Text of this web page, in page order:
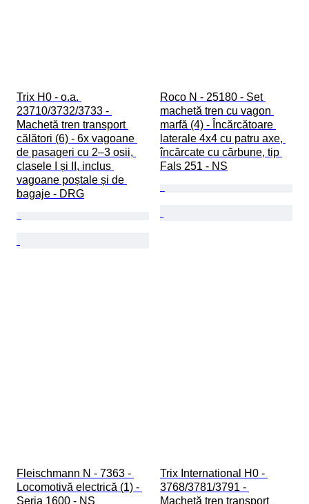
Trix H0 - o.a.
23710/3732/3733 -
Machetă tren transport
călători (6) - 6x vagoane
de pasageri cu 2–3 osii,
clasele I și II, inclus
vagoane poștale și de
bagaje - DRG
Roco N - 25180 - Set
machetă tren cu vagon
marfă (4) - Încărcătoare
laterale 4x4 cu patru axe,
încărcate cu cărbune, tip
Fals 251 - NS
Fleischmann N - 7363 -
Locomotivă electrică (1) -
Seria 1600 - NS
Trix International H0 -
3768/3781/3791 -
Machetă tren transport